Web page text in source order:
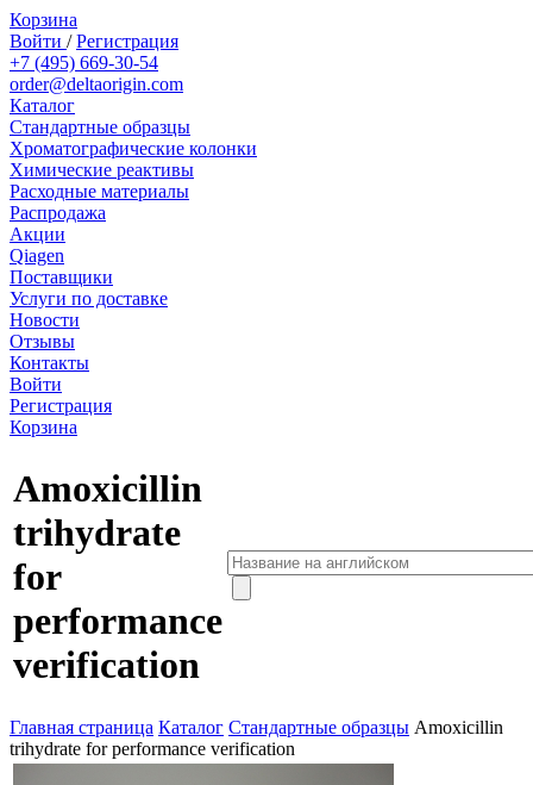
Корзина
Войти /Регистрация
+7 (495) 669-30-54
order@deltaorigin.com
Каталог
Стандартные образцы
Хроматографические колонки
Химические реактивы
Расходные материалы
Распродажа
Акции
Qiagen
Поставщики
Услуги по доставке
Новости
Отзывы
Контакты
Войти
Регистрация
Корзина
Amoxicillin
trihydrate
for
performance
verification
Главная страница Каталог Стандартные образцы Amoxicillin
trihydrate for performance verification